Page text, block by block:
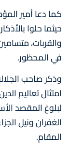
كما دعا أمير
حيثما حلوا
والقربات،
في المحظور.
وذكر صاحب
امتثال تعاليم
لبلوغ المقصد
الغفران ونيل
المقام.